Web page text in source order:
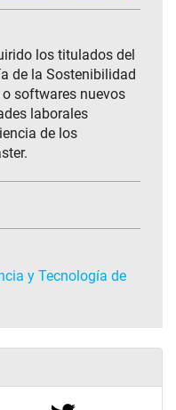
los titulados del
de la Sostenibilidad
o softwares nuevos
laborales
de los
y Tecnología de